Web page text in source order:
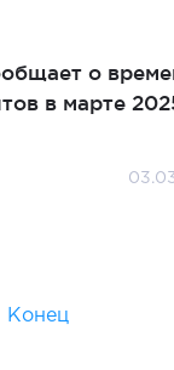
о
в марте
Конец